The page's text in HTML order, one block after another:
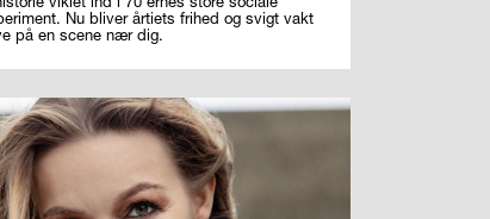
Nu bliver årtiets frihed og svigt vakt
på en scene nær dig.